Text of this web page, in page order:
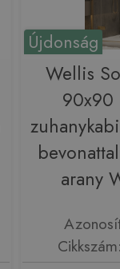
Újdonság
Wellis
90x90
arany